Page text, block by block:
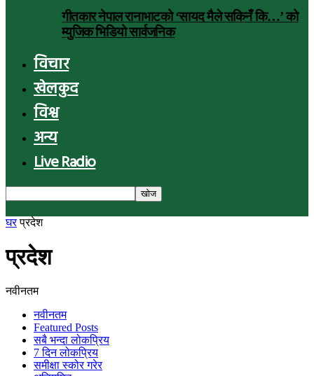
गीतकार नेपाल रानाभाटको ‘सायद मैले सकिनँ कि…’ को
म्युजिक भिडियो सार्वजनिक
विचार
खेलकुद
विश्व
अन्य
Live Radio
घर प्रदेश
प्रदेश
नवीनतम
नवीनतम
Featured Posts
सबै भन्दा लोकप्रिय
7 दिन लोकप्रिय
समीक्षा स्कोर गरेर